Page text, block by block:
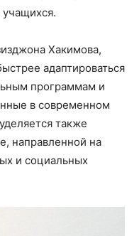
Хакимова,
адаптироваться
программам и
в современном
также
направленной на
и социальных